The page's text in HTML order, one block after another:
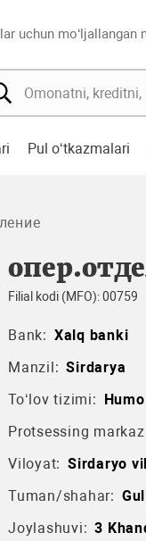
uchun
Pul o‘tkazmalari
Filial kodi (MFO): 00759
Bank: Xalq banki
Manzil: Sirdarya
To‘lov tizimi: Humo
Protsessing
Viloyat: Sirdaryo
Tuman/shahar:
Joylashuvi: 3